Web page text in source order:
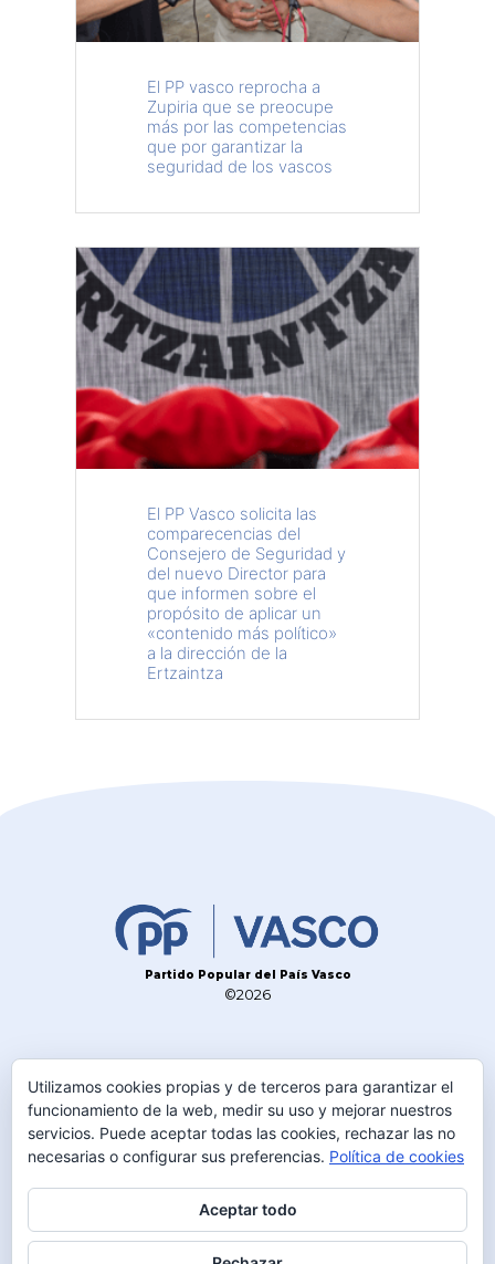
El PP vasco reprocha a
Zupiria que se preocupe
más por las competencias
que por garantizar la
seguridad de los vascos
El PP Vasco solicita las
comparecencias del
Consejero de Seguridad y
del nuevo Director para
que informen sobre el
propósito de aplicar un
«contenido más político»
a la dirección de la
Ertzaintza
Partido Popular del País Vasco
©2026
CONTACTO
TELÉFONO
945 230 600
C/Olaguibel 2 1º
01001 Vitoria-Gasteiz
Utilizamos cookies propias y de terceros para garantizar el
funcionamiento de la web, medir su uso y mejorar nuestros
servicios. Puede aceptar todas las cookies, rechazar las no
necesarias o configurar sus preferencias. Política de cookies
Aceptar todo